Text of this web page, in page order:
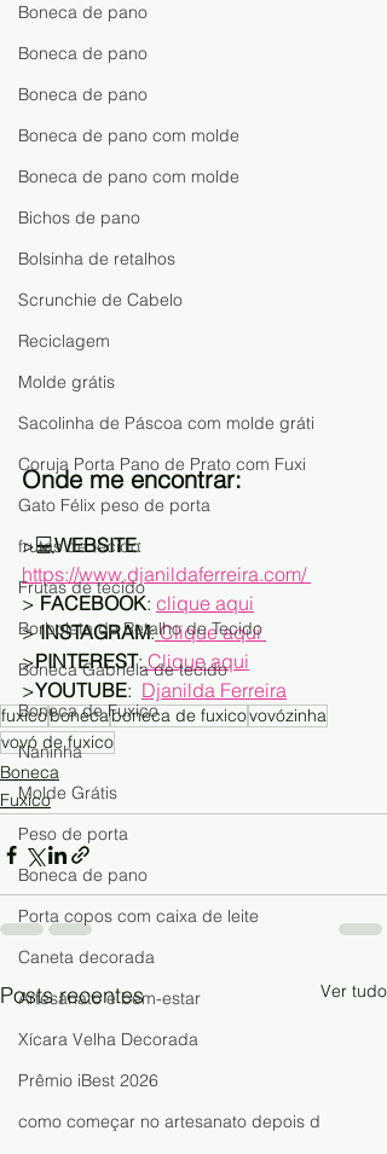
Boneca de pano
Boneca de pano
Boneca de pano
Boneca de pano com molde
Boneca de pano com molde
Bichos de pano
Bolsinha de retalhos
Scrunchie de Cabelo
Reciclagem
Molde grátis
Sacolinha de Páscoa com molde gráti
Coruja Porta Pano de Prato com Fuxi
Gato Félix peso de porta
frutas de tecido
Frutas de tecido
Borboleta de Retalho de Tecido
Boneca Gabriela de tecido
Boneca de Fuxico
Naninha
Molde Grátis
Peso de porta
Boneca de pano
Porta copos com caixa de leite
Caneta decorada
Artesanato e bem-estar
Xícara Velha Decorada
Prêmio iBest 2026
como começar no artesanato depois d
Onde me encontrar:
>💻WEBSITE:
https://www.djanildaferreira.com/
> FACEBOOK: clique aqui
> INSTAGRAM: Clique aqui
>PINTEREST: Clique aqui
>YOUTUBE: Djanilda Ferreira
fuxicobonecaboneca de fuxicovovózinha
vovó de fuxico
Boneca
Fuxico
Posts recentes Ver tudo